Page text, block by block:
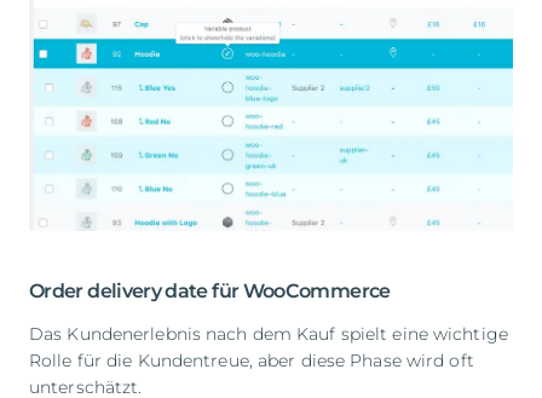
Order delivery date für WooCommerce
Das Kundenerlebnis nach dem Kauf spielt eine wichtige
Rolle für die Kundentreue, aber diese Phase wird oft
unterschätzt.